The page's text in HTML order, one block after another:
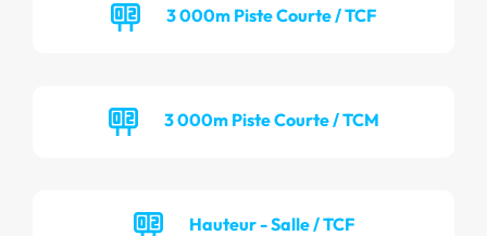
3 000m Piste Courte / TCF
3 000m Piste Courte / TCM
Hauteur - Salle / TCF